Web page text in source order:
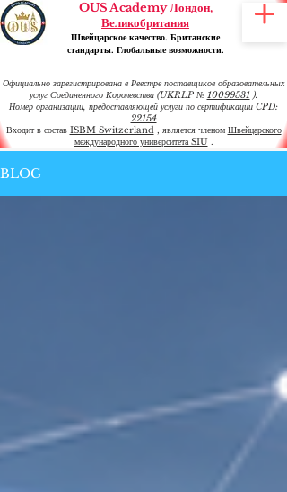
OUS Academy Лондон,
Великобритания
Швейцарское качество. Британские
стандарты. Глобальные возможности.
Официально зарегистрирована в Реестре поставщиков образовательных
услуг Соединенного Королевства (UKRLP № 10099531).
Номер организации, предоставляющей услуги по сертификации CPD:
22154
Входит в состав ISBM Switzerland, является членом Швейцарского
международного университета SIU.
BLOG